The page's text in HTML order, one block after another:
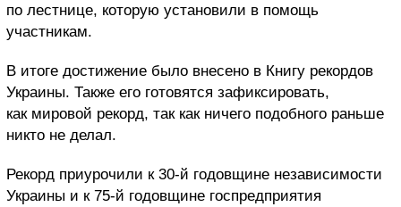
по лестнице, которую установили в помощь
участникам.
В итоге достижение было внесено в Книгу рекордов
Украины. Также его готовятся зафиксировать,
как мировой рекорд, так как ничего подобного раньше
никто не делал.
Рекорд приурочили к 30-й годовщине независимости
Украины и к 75-й годовщине госпредприятия